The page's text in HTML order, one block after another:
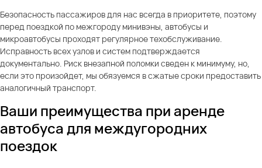
Безопасность пассажиров для нас всегда в приоритете, поэтому
перед поездкой по межгороду минивэны, автобусы и
микроавтобусы проходят регулярное техобслуживание.
Исправность всех узлов и систем подтверждается
документально. Риск внезапной поломки сведен к минимуму, но,
если это произойдет, мы обязуемся в сжатые сроки предоставить
аналогичный транспорт.
Ваши преимущества при аренде
автобуса для междугородних
поездок